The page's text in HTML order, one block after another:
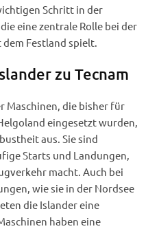
Schritt in der
eine zentrale Rolle bei der
Festland spielt.
zu Tecnam
Maschinen, die bisher für
eingesetzt wurden,
aus. Sie sind
Starts und Landungen,
macht. Auch bei
wie sie in der Nordsee
die Islander eine
haben eine